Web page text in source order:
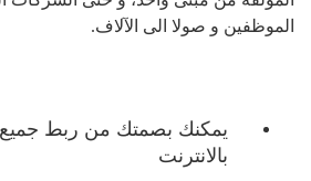
الموظفين و صولا الى الآلاف.
يمكنك بصمتك من ربط
بالانترنت